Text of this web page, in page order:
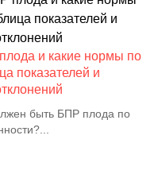
и какие нормы по
показателей и
быть БПР плода по